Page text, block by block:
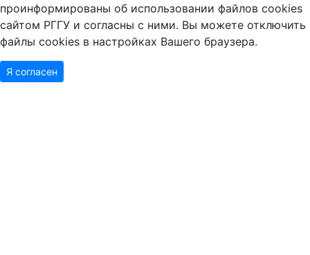
проинформированы об использовании файлов cookies
сайтом РГГУ и согласны с ними. Вы можете отключить
файлы cookies в настройках Вашего браузера.
Я согласен